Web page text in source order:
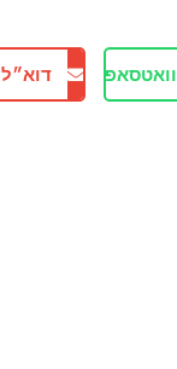
וואטסאפ דוא״ל